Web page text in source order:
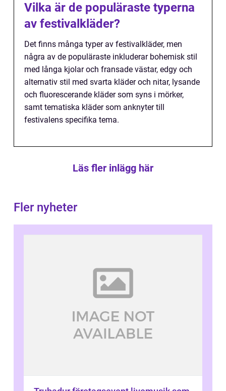
Vilka är de populäraste typerna
av festivalkläder?
Det finns många typer av festivalkläder, men
några av de populäraste inkluderar bohemisk stil
med långa kjolar och fransade västar, edgy och
alternativ stil med svarta kläder och nitar, lysande
och fluorescerande kläder som syns i mörker,
samt tematiska kläder som anknyter till
festivalens specifika tema.
Läs fler inlägg här
Fler nyheter